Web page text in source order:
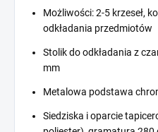
Możliwości: 2-5 krzeseł,
odkładania przedmiotów
Stolik do odkładania z
mm
Metalowa podstawa
Siedziska i oparcie